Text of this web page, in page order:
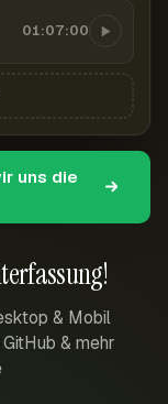
& Mobil
& mehr
01:07:00
uns die